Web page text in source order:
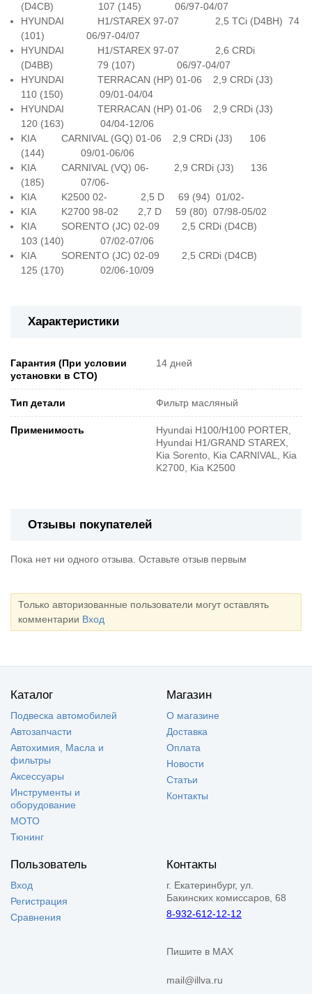
(D4CB) 107 (145) 06/97-04/07
HYUNDAI H1/STAREX 97-07 2,5 TCi (D4BH) 74
(101) 06/97-04/07
HYUNDAI H1/STAREX 97-07 2,6 CRDi
(D4BB) 79 (107) 06/97-04/07
HYUNDAI TERRACAN (HP) 01-06 2,9 CRDi (J3)
110 (150) 09/01-04/04
HYUNDAI TERRACAN (HP) 01-06 2,9 CRDi (J3)
120 (163) 04/04-12/06
KIA CARNIVAL (GQ) 01-06 2,9 CRDi (J3) 106
(144) 09/01-06/06
KIA CARNIVAL (VQ) 06- 2,9 CRDi (J3) 136
(185) 07/06-
KIA K2500 02- 2,5 D 69 (94) 01/02-
KIA K2700 98-02 2,7 D 59 (80) 07/98-05/02
KIA SORENTO (JC) 02-09 2,5 CRDi (D4CB)
103 (140) 07/02-07/06
KIA SORENTO (JC) 02-09 2,5 CRDi (D4CB)
125 (170) 02/06-10/09
Характеристики
Гарантия (При условии
установки в СТО)
14 дней
Тип детали Фильтр масляный
Применимость
Hyundai H100/H100 PORTER,
Hyundai H1/GRAND STAREX,
Kia Sorento, Kia CARNIVAL, Kia
K2700, Kia K2500
Отзывы покупателей
Пока нет ни одного отзыва. Оставьте отзыв первым
Только авторизованные пользователи могут оставлять
комментарии Вход
Каталог
Подвеска автомобилей
Автозапчасти
Автохимия, Масла и
фильтры
Аксессуары
Инструменты и
оборудование
МОТО
Тюнинг
Магазин
О магазине
Доставка
Оплата
Новости
Статьи
Контакты
Пользователь
Вход
Регистрация
Сравнения
Контакты
г. Екатеринбург, ул.
Бакинских комиссаров, 68
8-932-612-12-12
Пишите в MAX
mail@illva.ru